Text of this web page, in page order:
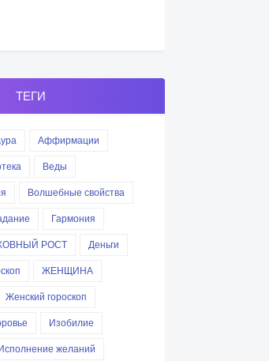
ТЕГИ
Аффирмации
Веды
Волшебные свойства
Гармония
РОСТ
Деньги
ЖЕНЩИНА
Женский гороскоп
Изобилие
желаний